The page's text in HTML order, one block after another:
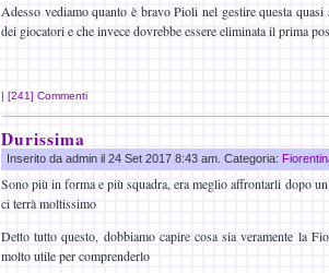
Adesso vediamo quanto è bravo Pioli nel gestire questa quasi
dei giocatori e che invece dovrebbe essere eliminata il prima
| [241] Commenti
Durissima
Inserito da admin il 24 Set 2017 8:43 am. Categoria:
Sono più in forma e più squadra, era meglio affrontarli dopo
ci terrà moltissimo
Detto tutto questo, dobbiamo capire cosa sia veramente la
molto utile per comprenderlo